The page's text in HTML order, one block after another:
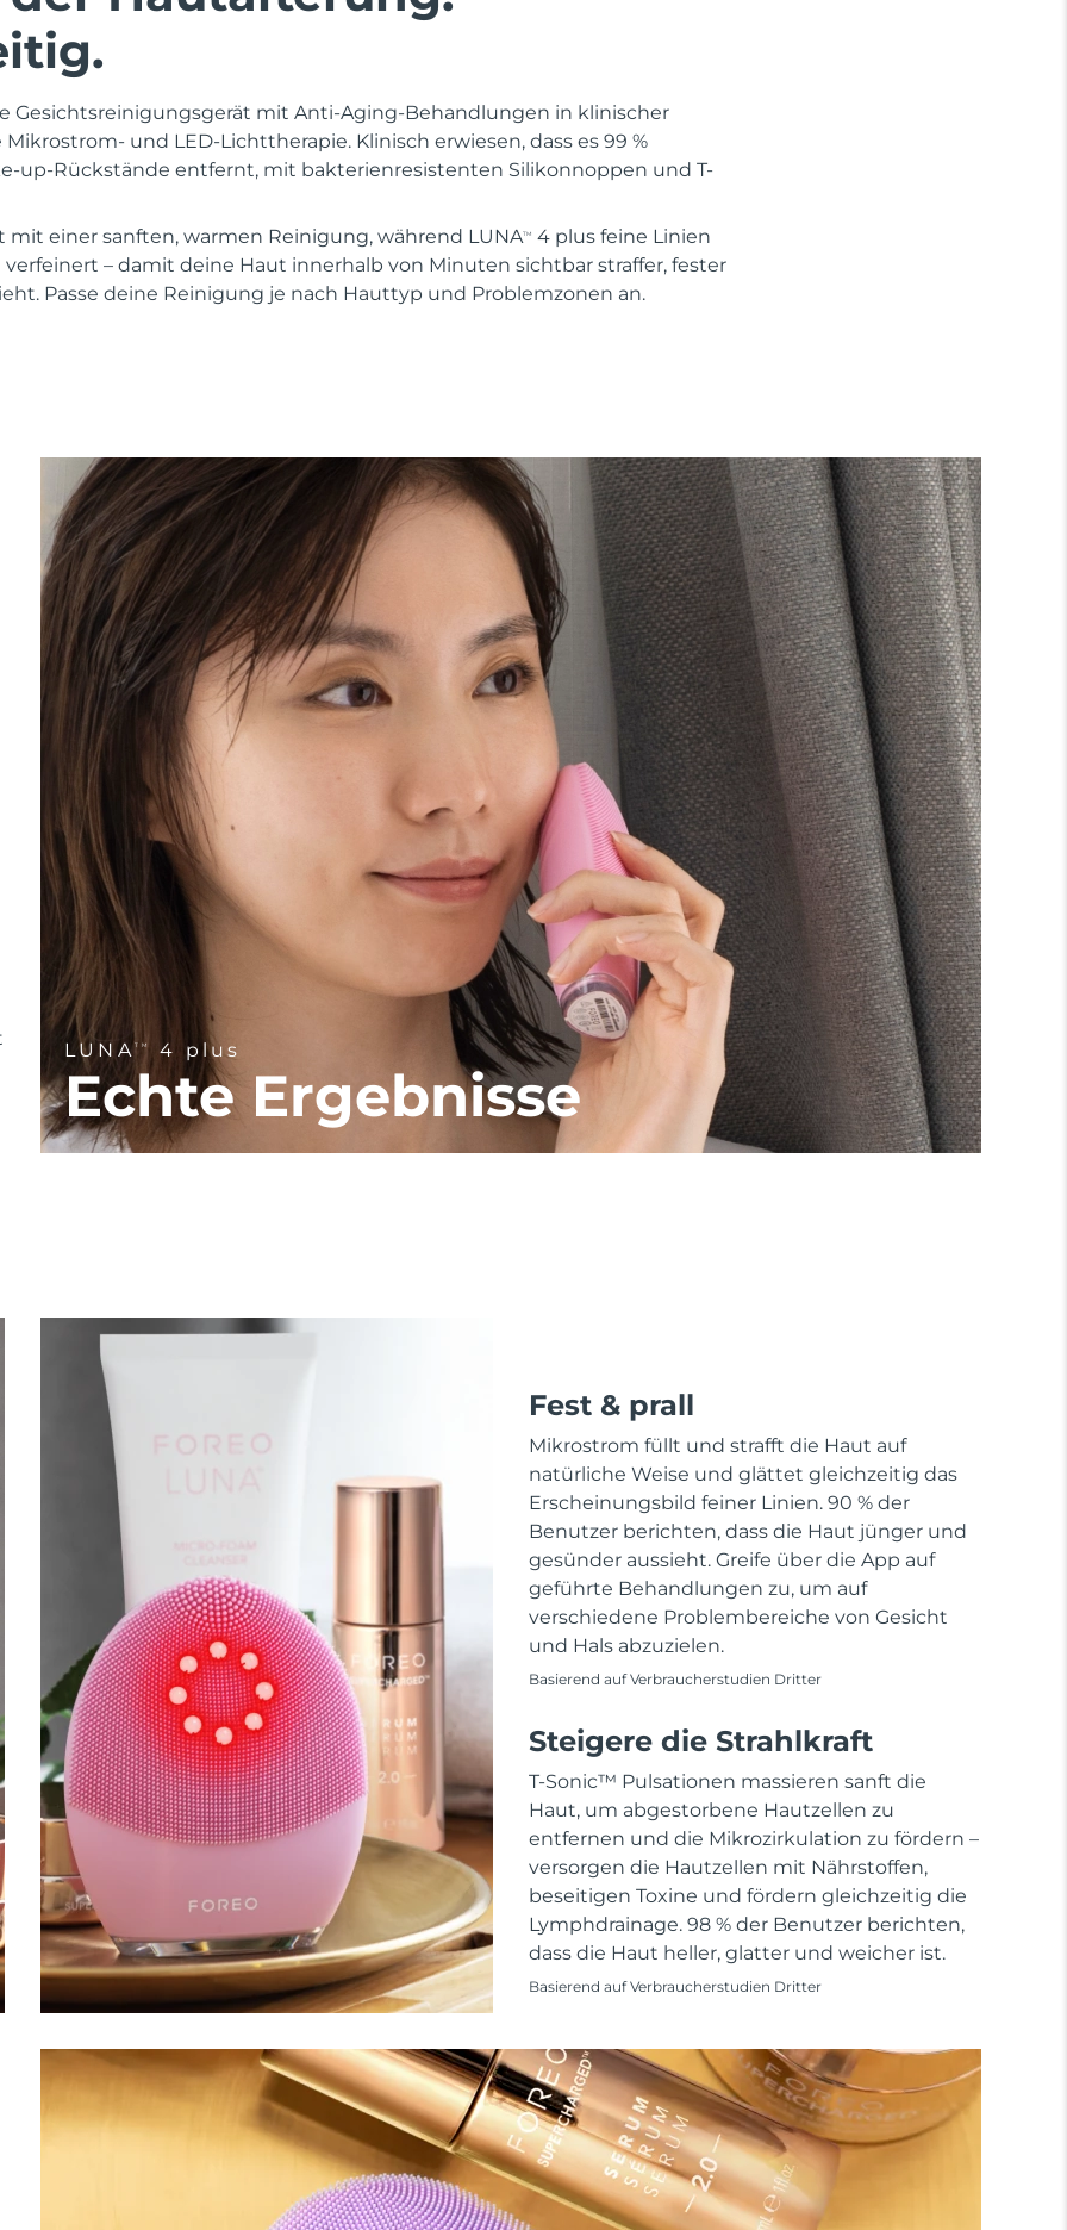
Gesichtsreinigungsgerät mit Anti-Aging-Behandlungen in klinischer
und LED-Lichttherapie. Klinisch erwiesen, dass es 99 %
up-Rückstände entfernt, mit bakterienresistenten Silikonnoppen und T-
mit einer sanften, warmen Reinigung, während LUNATM
4 plus feine Linien
– damit deine Haut innerhalb von Minuten sichtbar straffer, fester
Passe deine Reinigung je nach Hauttyp und Problemzonen an.
LUNA TM 4 plus
Echte Ergebnisse
Fest & prall
Mikrostrom füllt und strafft die Haut auf
natürliche Weise und glättet gleichzeitig das
Erscheinungsbild feiner Linien. 90 % der
Benutzer berichten, dass die Haut jünger und
gesünder aussieht. Greife über die App auf
geführte Behandlungen zu, um auf
verschiedene Problembereiche von Gesicht
und Hals abzuzielen.
Basierend auf Verbraucherstudien Dritter
Steigere die Strahlkraft
T-Sonic™ Pulsationen massieren sanft die
Haut, um abgestorbene Hautzellen zu
entfernen und die Mikrozirkulation zu fördern –
versorgen die Hautzellen mit Nährstoffen,
beseitigen Toxine und fördern gleichzeitig die
Lymphdrainage. 98 % der Benutzer berichten,
dass die Haut heller, glatter und weicher ist.
Basierend auf Verbraucherstudien Dritter